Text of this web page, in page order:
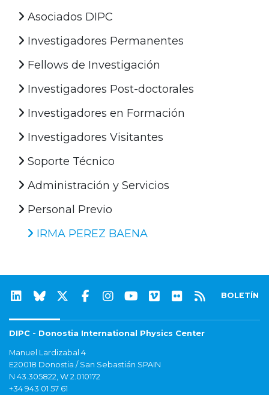
Asociados DIPC
Investigadores Permanentes
Fellows de Investigación
Investigadores Post-doctorales
Investigadores en Formación
Investigadores Visitantes
Soporte Técnico
Administración y Servicios
Personal Previo
IRMA PEREZ BAENA
BOLETÍN
DIPC - Donostia International Physics Center
Manuel Lardizabal 4
E20018 Donostia / San Sebastián SPAIN
N 43.305822, W 2.010172
+34 943 01 57 61